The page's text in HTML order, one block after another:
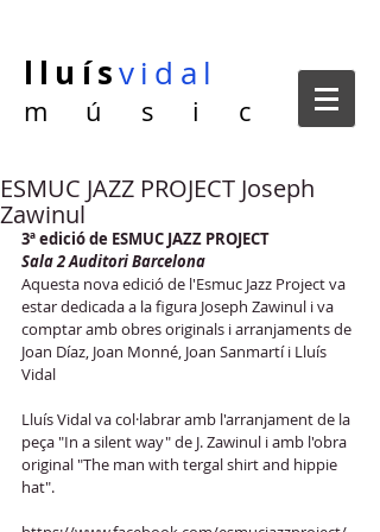
lluísvidal
m ú s i c
ESMUC JAZZ PROJECT Joseph
Zawinul
3ª edició de ESMUC JAZZ PROJECT
Sala 2 Auditori Barcelona
Aquesta nova edició de l'Esmuc Jazz Project va
estar dedicada a la figura Joseph Zawinul i va
comptar amb obres originals i arranjaments de
Joan Díaz, Joan Monné, Joan Sanmartí i Lluís
Vidal
Lluís Vidal va col·labrar amb l'arranjament de la
peça "In a silent way" de J. Zawinul i amb l'obra
original "The man with tergal shirt and hippie
hat".